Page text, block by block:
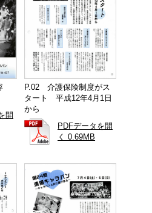
開
P.02 介護保険制度がス
タート 平成12年4月1日
から
PDFデータを開
く 0.69MB